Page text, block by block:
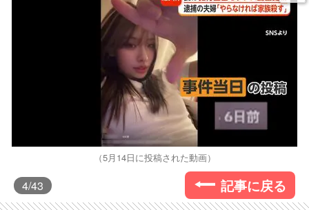
（5月14日に投稿された動画）
4/43 記事に戻る